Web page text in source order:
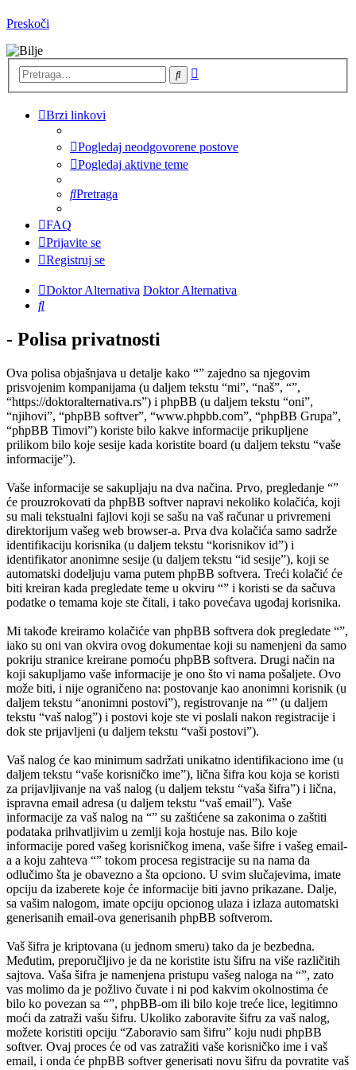
Preskoči
Pretraga
Brzi linkovi
Pogledaj neodgovorene postove
Pogledaj aktivne teme
Pretraga
FAQ
Prijavite se
Registruj se
Doktor Alternativa Doktor Alternativa
Pretraga
- Polisa privatnosti
Ova polisa objašnjava u detalje kako “” zajedno sa njegovim
prisvojenim kompanijama (u daljem tekstu “mi”, “naš”, “”,
“https://doktoralternativa.rs”) i phpBB (u daljem tekstu “oni”,
“njihovi”, “phpBB softver”, “www.phpbb.com”, “phpBB Grupa”,
“phpBB Timovi”) koriste bilo kakve informacije prikupljene
prilikom bilo koje sesije kada koristite board (u daljem tekstu “vaše
informacije”).
Vaše informacije se sakupljaju na dva načina. Prvo, pregledanje “”
će prouzrokovati da phpBB softver napravi nekoliko kolačića, koji
su mali tekstualni fajlovi koji se sašu na vaš računar u privremeni
direktorijum vašeg web browser-a. Prva dva kolačića samo sadrže
identifikaciju korisnika (u daljem tekstu “korisnikov id”) i
identifikator anonimne sesije (u daljem tekstu “id sesije”), koji se
automatski dodeljuju vama putem phpBB softvera. Treći kolačić će
biti kreiran kada pregledate teme u okviru “” i koristi se da sačuva
podatke o temama koje ste čitali, i tako povećava ugođaj korisnika.
Mi takođe kreiramo kolačiće van phpBB softvera dok pregledate “”,
iako su oni van okvira ovog dokumentae koji su namenjeni da samo
pokriju stranice kreirane pomoću phpBB softvera. Drugi način na
koji sakupljamo vaše informacije je ono što vi nama pošaljete. Ovo
može biti, i nije ograničeno na: postovanje kao anonimni korisnik (u
daljem tekstu “anonimni postovi”), registrovanje na “” (u daljem
tekstu “vaš nalog”) i postovi koje ste vi poslali nakon registracije i
dok ste prijavljeni (u daljem tekstu “vaši postovi”).
Vaš nalog će kao minimum sadržati unikatno identifikaciono ime (u
daljem tekstu “vaše korisničko ime”), lična šifra kou koja se koristi
za prijavljivanje na vaš nalog (u daljem tekstu “vaša šifra”) i lična,
ispravna email adresa (u daljem tekstu “vaš email”). Vaše
informacije za vaš nalog na “” su zaštićene sa zakonima o zaštiti
podataka prihvatljivim u zemlji koja hostuje nas. Bilo koje
informacije pored vašeg korisničkog imena, vaše šifre i vašeg email-
a a koju zahteva “” tokom procesa registracije su na nama da
odlučimo šta je obavezno a šta opciono. U svim slučajevima, imate
opciju da izaberete koje će informacije biti javno prikazane. Dalje,
sa vašim nalogom, imate opciju opcionog ulaza i izlaza automatski
generisanih email-ova generisanih phpBB softverom.
Vaš šifra je kriptovana (u jednom smeru) tako da je bezbedna.
Međutim, preporučljivo je da ne koristite istu šifru na više različitih
sajtova. Vaša šifra je namenjena pristupu vašeg naloga na “”, zato
vas molimo da je požlivo čuvate i ni pod kakvim okolnostima će
bilo ko povezan sa “”, phpBB-om ili bilo koje treće lice, legitimno
moći da zatraži vašu šifru. Ukoliko zaboravite šifru za vaš nalog,
možete koristiti opciju “Zaboravio sam šifru” koju nudi phpBB
softver. Ovaj proces će od vas zatražiti vaše korisničko ime i vaš
email, i onda će phpBB softver generisati novu šifru da povratite vaš